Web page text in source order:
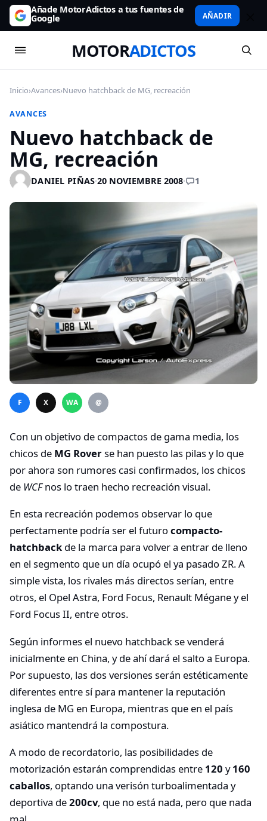
Añade MotorAdictos a tus fuentes de
Google AÑADIR
MOTORADICTOS
Inicio›Avances›Nuevo hatchback de MG, recreación
AVANCES
Nuevo hatchback de
MG, recreación
DANIEL PIÑAS·20 NOVIEMBRE 2008· 1
F X WA @
Con un objetivo de compactos de gama media, los
chicos de MG Roverse han puesto las pilas y lo que
por ahora son rumores casi confirmados, los chicos
de WCFnos lo traen hecho recreación visual.
En esta recreación podemos observar lo que
perfectamente podría ser el futurocompacto-
hatchback de la marca para volver a entrar de lleno
en el segmento que un día ocupó el ya pasado ZR. A
simple vista, los rivales más directos serían, entre
otros, el Opel Astra, Ford Focus, Renault Mégane y el
Ford Focus II, entre otros.
Según informes el nuevo hatchback se venderá
inicialmente en China, y de ahí dará el salto a Europa.
Por supuesto, las dos versiones serán estéticamente
diferentes entre sí para mantener la reputación
inglesa de MG en Europa, mientras que en el país
asiático mantendrá la compostura.
A modo de recordatorio, las posibilidades de
motorización estarán comprendidas entre 120 y160
caballos, optando una verisón turboalimentada y
deportiva de200cv, que no está nada, pero que nada